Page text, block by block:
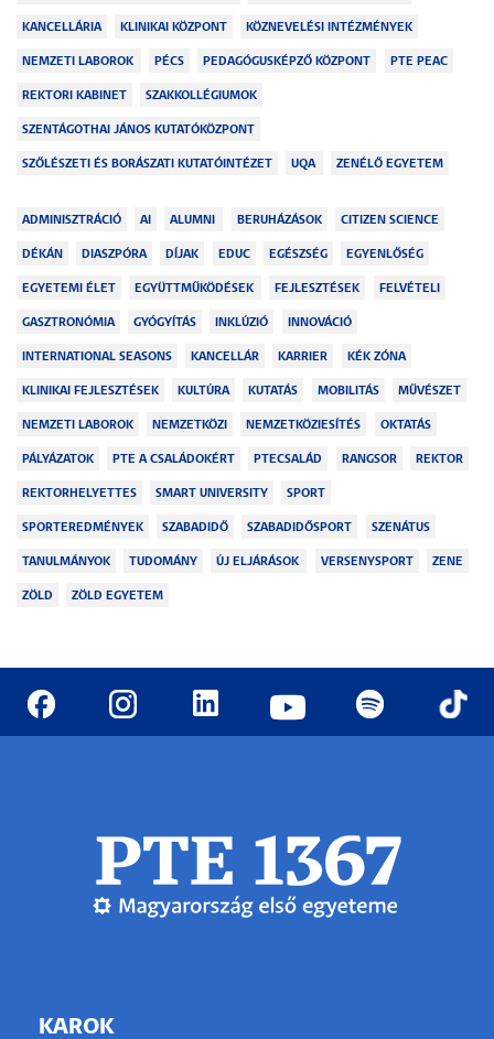
KANCELLÁRIA KLINIKAI KÖZPONT KÖZNEVELÉSI INTÉZMÉNYEK
NEMZETI LABOROK PÉCS PEDAGÓGUSKÉPZŐ KÖZPONT PTE PEAC
REKTORI KABINET SZAKKOLLÉGIUMOK
SZENTÁGOTHAI JÁNOS KUTATÓKÖZPONT
SZŐLÉSZETI ÉS BORÁSZATI KUTATÓINTÉZET UQA ZENÉLŐ EGYETEM
ADMINISZTRÁCIÓ AI ALUMNI BERUHÁZÁSOK CITIZEN SCIENCE
DÉKÁN DIASZPÓRA DÍJAK EDUC EGÉSZSÉG EGYENLŐSÉG
EGYETEMI ÉLET EGYÜTTMŰKÖDÉSEK FEJLESZTÉSEK FELVÉTELI
GASZTRONÓMIA GYÓGYÍTÁS INKLÚZIÓ INNOVÁCIÓ
INTERNATIONAL SEASONS KANCELLÁR KARRIER KÉK ZÓNA
KLINIKAI FEJLESZTÉSEK KULTÚRA KUTATÁS MOBILITÁS MŰVÉSZET
NEMZETI LABOROK NEMZETKÖZI NEMZETKÖZIESÍTÉS OKTATÁS
PÁLYÁZATOK PTE A CSALÁDOKÉRT PTECSALÁD RANGSOR REKTOR
REKTORHELYETTES SMART UNIVERSITY SPORT
SPORTEREDMÉNYEK SZABADIDŐ SZABADIDŐSPORT SZENÁTUS
TANULMÁNYOK TUDOMÁNY ÚJ ELJÁRÁSOK VERSENYSPORT ZENE
ZÖLD ZÖLD EGYETEM
KAROK